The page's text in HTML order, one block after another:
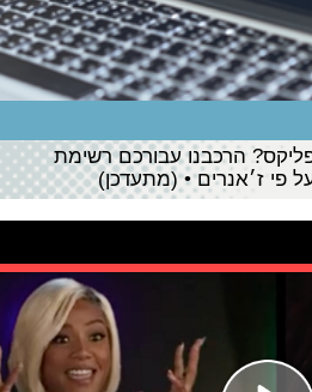
הרכבנו עבורכם רשימת
פי ז׳אנרים • (מתעדכן)